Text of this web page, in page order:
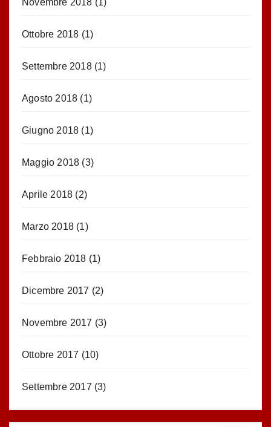
Ottobre 2018 (1)
Settembre 2018(1)
Agosto 2018 (1)
Giugno 2018 (1)
Maggio 2018 (3)
Aprile 2018 (2)
Marzo 2018 (1)
Febbraio 2018 (1)
Dicembre 2017 (2)
Novembre 2017 (3)
Ottobre 2017 (10)
Settembre 2017 (3)